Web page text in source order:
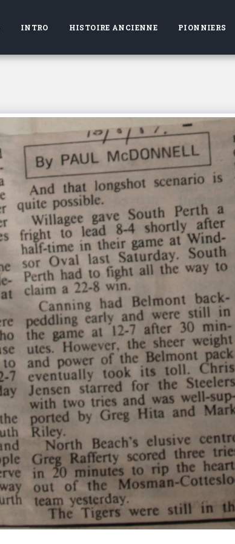
INTRO HISTOIRE ANCIENNE PIONNIERS